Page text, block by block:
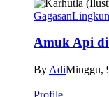
Gagasan
Amuk Api
By AdiMinggu,